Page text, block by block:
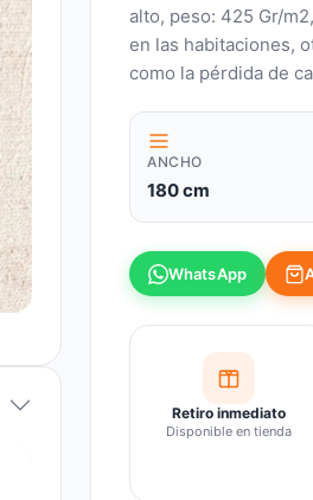
alto, peso: 425 Gr/
en las habitaciones,
como la pérdida de
ANCHO
180 cm
WhatsApp
Retiro inmediato
Disponible en tienda